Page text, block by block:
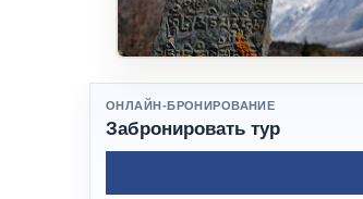
ОНЛАЙН-БРОНИРОВАНИЕ
Забронировать тур